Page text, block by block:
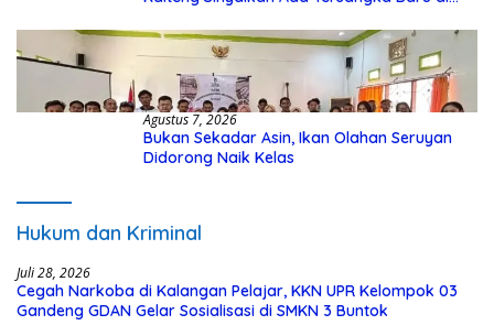
Agustus 7, 2026
Bukan Sekadar Asin, Ikan Olahan Seruyan
Didorong Naik Kelas
Hukum dan Kriminal
Juli 28, 2026
Cegah Narkoba di Kalangan Pelajar, KKN UPR Kelompok 03
Gandeng GDAN Gelar Sosialisasi di SMKN 3 Buntok